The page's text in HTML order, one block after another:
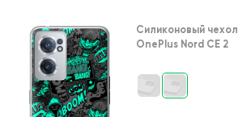
Силиконовый чехол
OnePlus Nord CE 2